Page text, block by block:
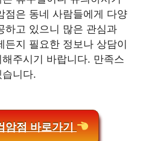
점은 동네 사람들에게 다양
하고 있으니 많은 관심과
지 필요한 정보나 상담이
주시기 바랍니다. 만족스
니다.
암점 바로가기